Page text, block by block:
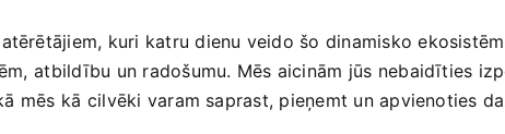
kuri ‍katru dienu veido šo dinamisko
atbildību ​un radošumu. Mēs‍ aicinām ⁢jūs ​nebaidīties
mēs ⁢kā ⁢cilvēki ​varam‌ saprast, pieņemt ‌un apvienoties